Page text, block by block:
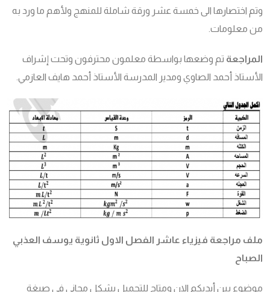
وتم اختصارها الى خمسة عشر ورقة شاملة للمنهج ولأهم ما ورد به
من معلومات.
المراجعة تم وضعها بواسطة معلمون محترفون وتحت إشراف
الأستاذ أحمد الصاوي ومدير المدرسة الأستاذ أحمد هايف العازمي.
ملف مراجعة فيزياء عاشر الفصل الاول ثانوية يوسف العذبي
الصباح
موضوع بين أيديكم الان ومتاح للتحميل بشكل مجاني في صيغة